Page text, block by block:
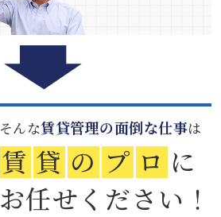
そんな賃貸管理の面倒な仕事は
賃 貸 の プ ロ に
お任せください！